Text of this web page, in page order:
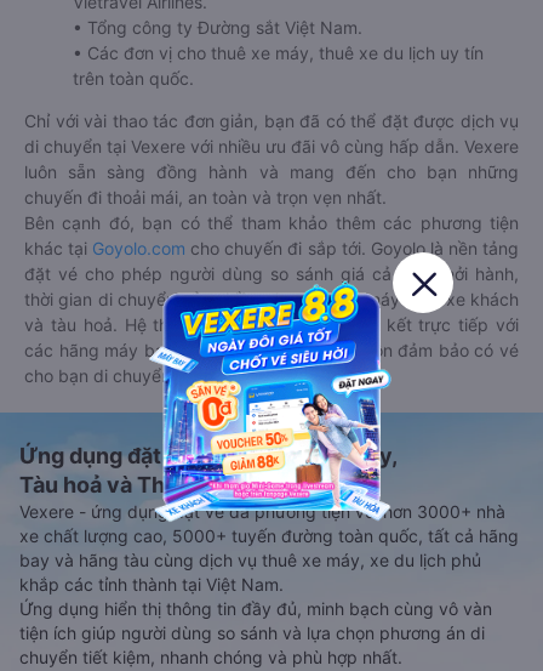
• Tổng công ty Đường sắt Việt Nam.
• Các đơn vị cho thuê xe máy, thuê xe du lịch uy tín
trên toàn quốc.
Chỉ với vài thao tác đơn giản, bạn đã có thể đặt được dịch vụ
di chuyển tại Vexere với nhiều ưu đãi vô cùng hấp dẫn. Vexere
luôn sẵn sàng đồng hành và mang đến cho bạn những
chuyến đi thoải mái, an toàn và trọn vẹn nhất.
Bên cạnh đó, bạn có thể tham khảo thêm các phương tiện
khác tại Goyolo.com cho chuyến đi sắp tới. Goyolo là nền tảng
đặt vé cho phép người dùng so sánh giá cả, giờ khởi hành,
thời gian di chuyển của nhiều phương tiện máy bay, xe khách
và tàu hoả. Hệ thống của Goyolo được liên kết trực tiếp với
các hãng máy bay, xe khách và tàu hoả, luôn đảm bảo có vé
cho bạn di chuyển.
Ứng dụng đặt vé Xe khách, Máy bay,
Tàu hoả và Thuê xe
Vexere - ứng dụng đặt vé đa phương tiện với hơn 3000+ nhà
xe chất lượng cao, 5000+ tuyến đường toàn quốc, tất cả hãng
bay và hãng tàu cùng dịch vụ thuê xe máy, xe du lịch phủ
khắp các tỉnh thành tại Việt Nam.
Ứng dụng hiển thị thông tin đầy đủ, minh bạch cùng vô vàn
tiện ích giúp người dùng so sánh và lựa chọn phương án di
chuyển tiết kiệm, nhanh chóng và phù hợp nhất.